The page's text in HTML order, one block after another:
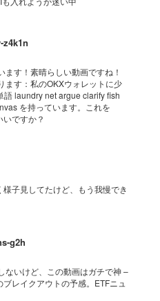
z4k1n
ます！素晴らしい動画ですね！
ます：私のOKXウォレットに少
語 laundry net argue clarify fish
を持っています。これを
ですか？
子見してたけど、もう我慢でき
g2h
ないけど、この動画はガチで神 –
レイクアウトの予感。ETFニュ